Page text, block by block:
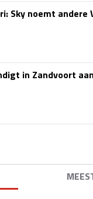
Sky noemt
in Zandvoort